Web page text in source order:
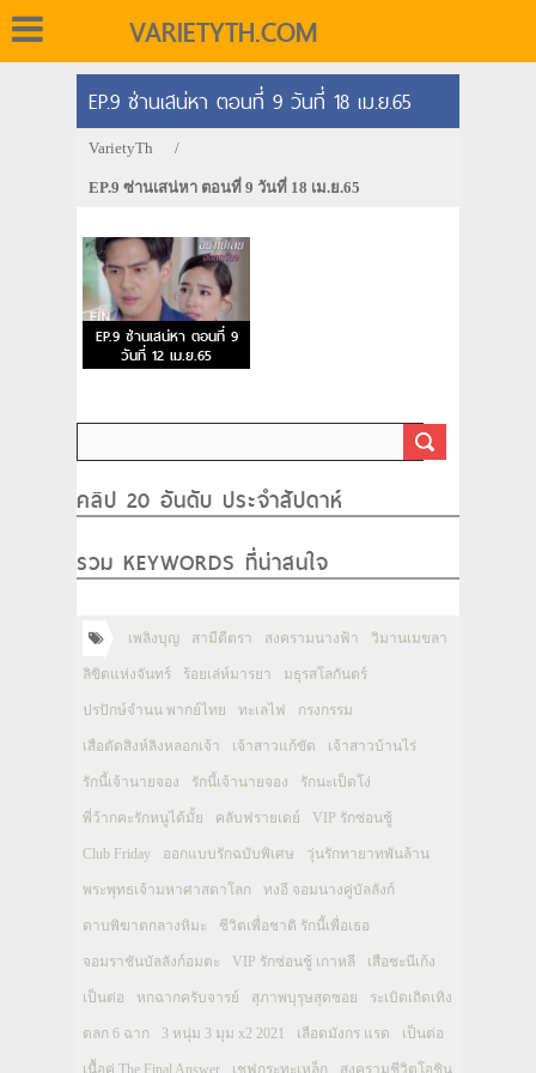
VARIETYTH.COM
EP.9 ซ่านเสน่หา ตอนที่ 9 วันที่ 18 เม.ย.65
VarietyTh /
EP.9 ซ่านเสน่หา ตอนที่ 9 วันที่ 18 เม.ย.65
EP.9 ซ่านเสน่หา ตอนที่ 9
วันที่ 12 เม.ย.65
คลิป 20 อันดับ ประจำสัปดาห์
รวม KEYWORDS ที่น่าสนใจ
เพลิงบุญ สามีตีตรา สงครามนางฟ้า วิมานเมขลา
ลิขิตแห่งจันทร์ ร้อยเล่ห์มารยา มธุรสโลกันตร์
ปรปักษ์จำนน พากย์ไทย ทะเลไฟ กรงกรรม
เสือตัดสิงห์ลิงหลอกเจ้า เจ้าสาวแก้ขัด เจ้าสาวบ้านไร่
รักนี้เจ้านายจอง รักนี้เจ้านายจอง รักนะเป็ดโง่
พี่ว้ากคะรักหนูได้มั้ย คลับฟรายเดย์ VIP รักซ่อนชู้
Club Friday ออกแบบรักฉบับพิเศษ วุ่นรักทายาทพันล้าน
พระพุทธเจ้ามหาศาสดาโลก ทงอี จอมนางคู่บัลลังก์
ดาบพิฆาตกลางหิมะ ชีวิตเพื่อชาติ รักนี้เพื่อเธอ
จอมราชันบัลลังก์อมตะ VIP รักซ่อนชู้ เกาหลี เสือชะนีเก้ง
เป็นต่อ หกฉากครับจารย์ สุภาพบุรุษสุดซอย ระเบิดเถิดเทิง
ตลก 6 ฉาก 3 หนุ่ม 3 มุม x2 2021 เลือดมังกร แรด เป็นต่อ
เนื้อคู่ The Final Answer เชฟกระทะเหล็ก สงครามชีวิตโอชิน